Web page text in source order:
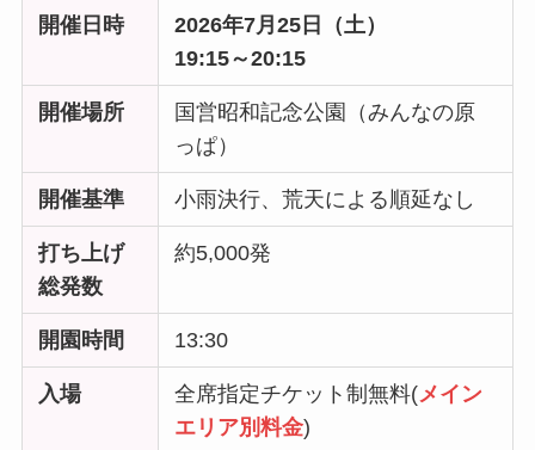
開催日時
2026年7月25日（土）
19:15～20:15
開催場所
国営昭和記念公園（みんなの原
っぱ）
開催基準 小雨決行、荒天による順延なし
打ち上げ
総発数
約5,000発
開園時間 13:30
入場 全席指定チケット制無料(メイン
エリア別料金)